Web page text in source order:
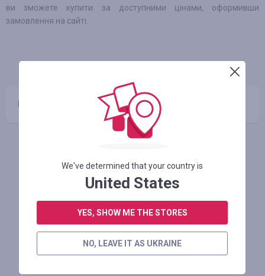
ви зможете купити за доступними цінами, оформивши
замовлення на сайті.
We've determined that your country is
United States
YES, SHOW ME THE STORES
NO, LEAVE IT AS UKRAINE